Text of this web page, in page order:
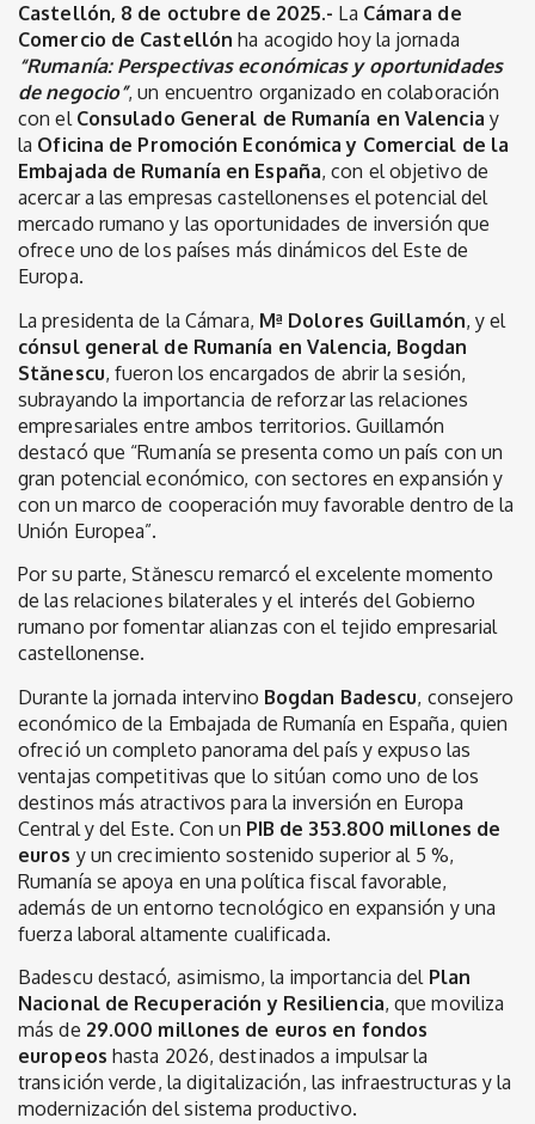
Castellón, 8 de octubre de 2025.- La Cámara de
Comercio de Castellón ha acogido hoy la jornada
“Rumanía: Perspectivas económicas y oportunidades
de negocio”, un encuentro organizado en colaboración
con el Consulado General de Rumanía en Valencia y
la Oficina de Promoción Económica y Comercial de la
Embajada de Rumanía en España, con el objetivo de
acercar a las empresas castellonenses el potencial del
mercado rumano y las oportunidades de inversión que
ofrece uno de los países más dinámicos del Este de
Europa.
La presidenta de la Cámara, Mª Dolores Guillamón, y el
cónsul general de Rumanía en Valencia, Bogdan
Stănescu, fueron los encargados de abrir la sesión,
subrayando la importancia de reforzar las relaciones
empresariales entre ambos territorios. Guillamón
destacó que “Rumanía se presenta como un país con un
gran potencial económico, con sectores en expansión y
con un marco de cooperación muy favorable dentro de la
Unión Europea”.
Por su parte, Stănescu remarcó el excelente momento
de las relaciones bilaterales y el interés del Gobierno
rumano por fomentar alianzas con el tejido empresarial
castellonense.
Durante la jornada intervino Bogdan Badescu, consejero
económico de la Embajada de Rumanía en España, quien
ofreció un completo panorama del país y expuso las
ventajas competitivas que lo sitúan como uno de los
destinos más atractivos para la inversión en Europa
Central y del Este. Con un PIB de 353.800 millones de
euros y un crecimiento sostenido superior al 5 %,
Rumanía se apoya en una política fiscal favorable,
además de un entorno tecnológico en expansión y una
fuerza laboral altamente cualificada.
Badescu destacó, asimismo, la importancia del Plan
Nacional de Recuperación y Resiliencia, que moviliza
más de 29.000 millones de euros en fondos
europeos hasta 2026, destinados a impulsar la
transición verde, la digitalización, las infraestructuras y la
modernización del sistema productivo.